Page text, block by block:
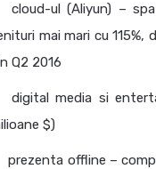
cloud-ul (Aliyun) –
mai mari cu 115%,
Q2 2016
digital media si
$)
prezenta offline –